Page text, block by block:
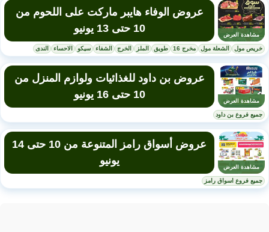
مشاهدة العرض
عروض الوفاء هايبر ماركت على اللحوم من
10 حتى 13 يونيو
خريص مول الشعلة مول مخرج 16 طويق الملز الخرج الشفاء سيكو الاحساء الندى
مشاهدة العرض
عروض بن داود للغذائيات ولوازم المنزل من
10 حتى 16 يونيو
جميع فروع بن داود
مشاهدة العرض
عروض أسواق رامز المتنوعة من 10 حتى 14
يونيو
جميع فروع اسواق رامز